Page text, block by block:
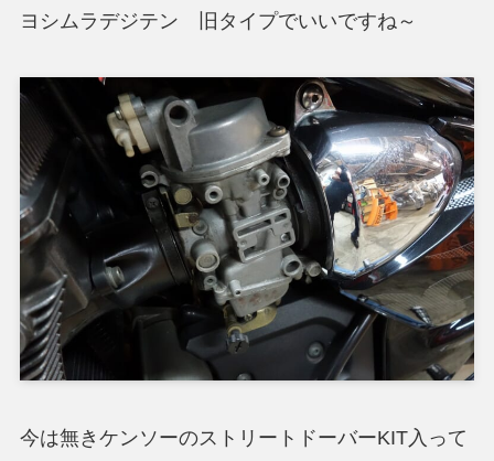
ヨシムラデジテン 旧タイプでいいですね～
今は無きケンソーのストリートドーバーKIT入って